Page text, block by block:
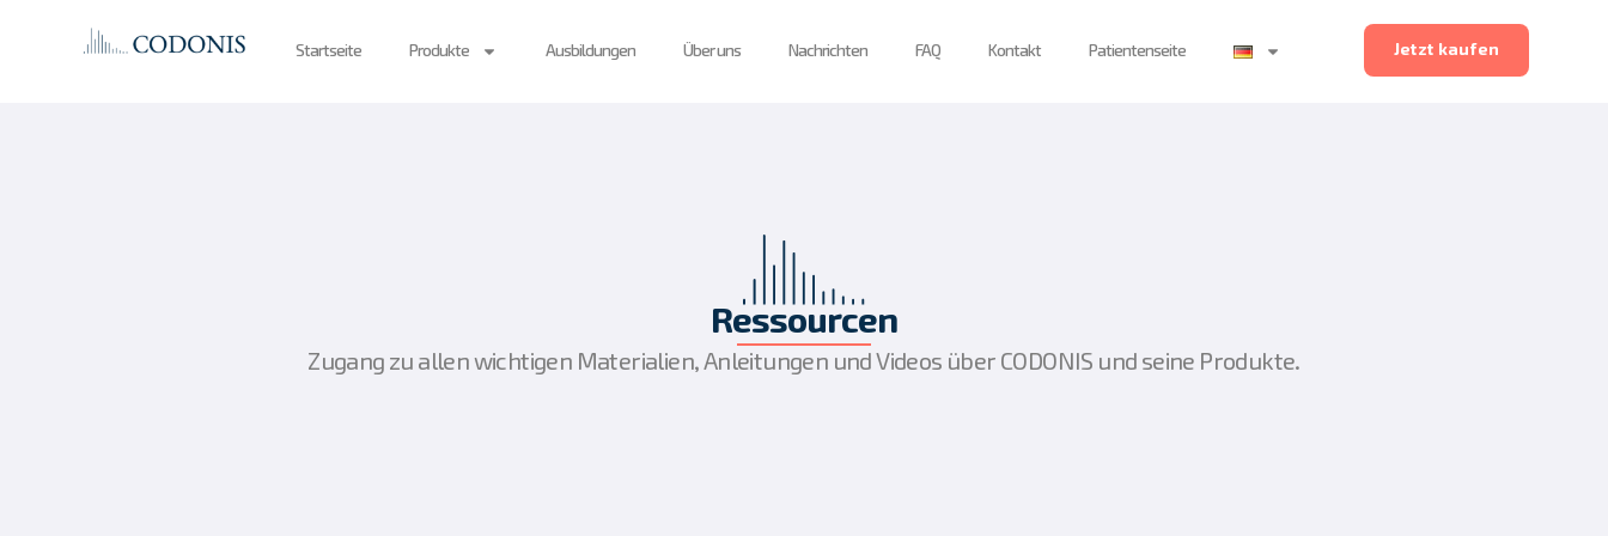
Startseite Produkte Ausbildungen Über uns Nachrichten FAQ Kontakt Patientenseite Jetzt kaufen
Ressourcen
Zugang zu allen wichtigen Materialien, Anleitungen und Videos über CODONIS und seine Produkte.